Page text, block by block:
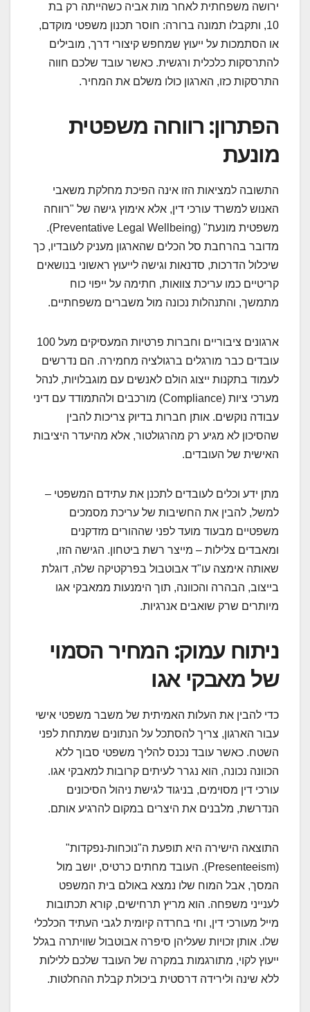
ירושה משפחתית לאחר מות אביה כשהייתה רק בת
10, ותקבלו תמונה ברורה: חוסר תכנון משפטי מוקדם,
או הסתמכות על ייעוץ שמחפש קיצורי דרך, מובילים
להתרסקות כלכלית ורגשית. כאשר עובד שלכם חווה
התרסקות כזו, הארגון כולו משלם את המחיר.
הפתרון: רווחה משפטית
מונעת
התשובה למציאות הזו אינה הפיכת מחלקת משאבי
האנוש למשרד עורכי דין, אלא אימוץ גישה של "רווחה
משפטית מונעת" (Preventative Legal Wellbeing).
מדובר בהרחבת סל הכלים שהארגון מעניק לעובדיו, כך
שיכלול הדרכות, סדנאות וגישה לייעוץ ראשוני בנושאים
קריטיים כמו עריכת צוואות, חתימה על ייפוי כוח
מתמשך, והתנהלות נכונה מול משברים משפחתיים.
ארגונים ציבוריים וחברות פרטיות המעסיקים מעל 100
עובדים כבר מורגלים ברגולציה מחמירה. הם נדרשים
לעמוד בתקנות ייצוג הולם לאנשים עם מוגבלויות, לנהל
מערכי ציות (Compliance) מורכבים ולהתמודד עם דיני
עבודה נוקשים. אותן חברות בדיוק צריכות להבין
שהסיכון לא מגיע רק מהרגולטור, אלא מהיעדר היציבות
האישית של העובדים.
מתן ידע וכלים לעובדים לתכנן את עתידם המשפטי –
למשל, להבין את החשיבות של עריכת מסמכים
משפטיים מבעוד מועד לפני שההורים מזדקנים
ומאבדים צלילות – מייצר רשת ביטחון. הגישה הזו,
שאותה אימצה עו"ד אבוטבול בפרקטיקה שלה, דוגלת
בייצוב, הבהרה והכוונה, תוך הימנעות ממאבקי אגו
מיותרים שרק שואבים אנרגיות.
ניתוח עמוק: המחיר הסמוי
של מאבקי אגו
כדי להבין את העלות האמיתית של משבר משפטי אישי
עבור הארגון, צריך להסתכל על הנתונים שמתחת לפני
השטח. כאשר עובד נכנס להליך משפטי סבוך ללא
הכוונה נכונה, הוא נגרר לעיתים קרובות למאבקי אגו.
עורכי דין מסוימים, בניגוד לגישת ניהול הסיכונים
הנדרשת, מלבנים את היצרים במקום להרגיע אותם.
התוצאה הישירה היא תופעת ה"נוכחות-נפקדות"
(Presenteeism). העובד מחתים כרטיס, יושב מול
המסך, אבל המוח שלו נמצא באולם בית המשפט
לענייני משפחה. הוא מריץ תרחישים, קורא תכתובות
מייל מעורכי דין, וחי בחרדה קיומית לגבי העתיד הכלכלי
שלו. אותן זכויות שעליהן סיפרה אבוטבול שוויתרה בגלל
ייעוץ לקוי, מתורגמות במקרה של העובד שלכם ללילות
ללא שינה ולירידה דרסטית ביכולת קבלת ההחלטות.